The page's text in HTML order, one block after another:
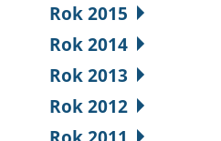
Rok 2015
Rok 2014
Rok 2013
Rok 2012